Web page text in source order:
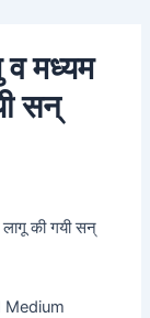
व मध्यम
सन्
लागू की गयी सन्
Medium